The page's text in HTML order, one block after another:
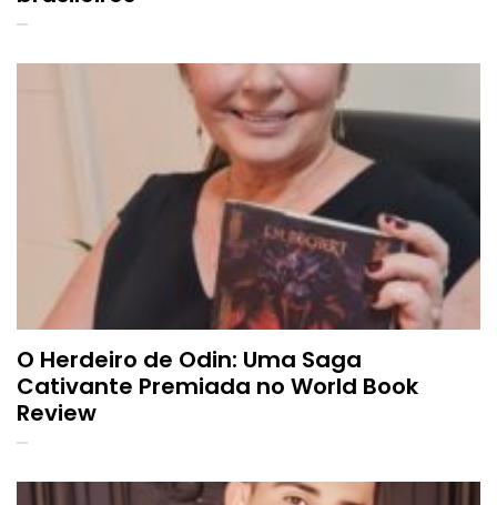
O Herdeiro de Odin: Uma Saga
Cativante Premiada no World Book
Review